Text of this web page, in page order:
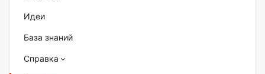
Идеи
База знаний
Справка